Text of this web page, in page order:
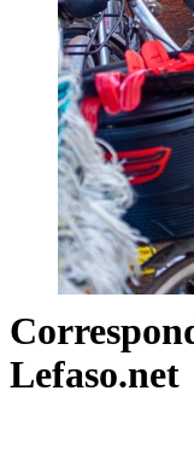
Lefaso.net